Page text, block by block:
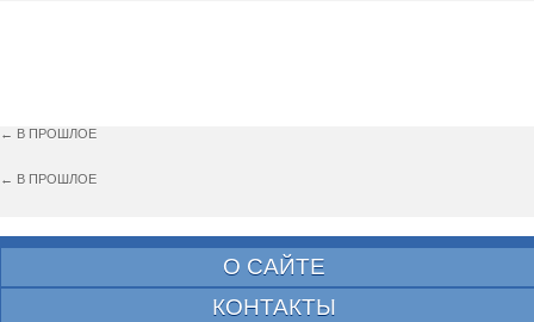
← В ПРОШЛОЕ
← В ПРОШЛОЕ
О САЙТЕ
КОНТАКТЫ